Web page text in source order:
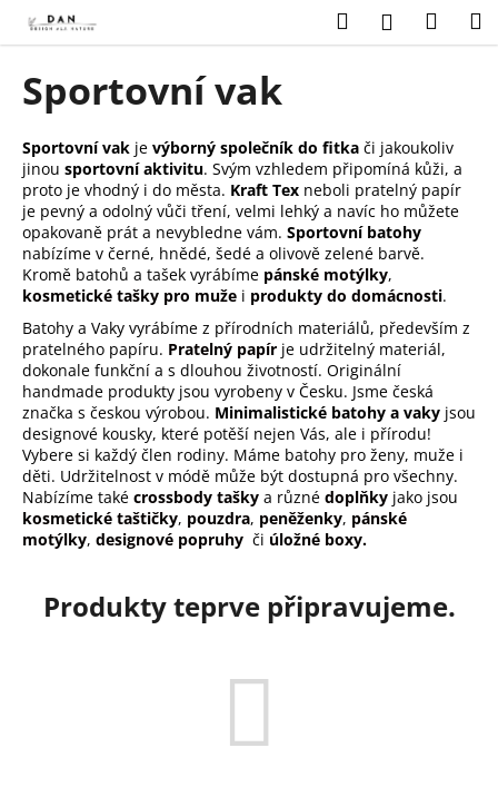
obsah
HledatPřihlášení
Sportovní vak
Sportovní vak je výborný společník do fitka či jakoukoliv
jinou sportovní aktivitu. Svým vzhledem připomíná kůži, a
proto je vhodný i do města. Kraft Tex neboli pratelný papír
je pevný a odolný vůči tření, velmi lehký a navíc ho můžete
opakovaně prát a nevybledne vám. Sportovní batohy
nabízíme v černé, hnědé, šedé a olivově zelené barvě.
Kromě batohů a tašek vyrábíme pánské motýlky,
kosmetické tašky pro muže i produkty do domácnosti.
Batohy a Vaky vyrábíme z přírodních materiálů, především z
pratelného papíru. Pratelný papír je udržitelný materiál,
dokonale funkční a s dlouhou životností. Originální
handmade produkty jsou vyrobeny v Česku. Jsme česká
značka s českou výrobou. Minimalistické batohy a vaky jsou
designové kousky, které potěší nejen Vás, ale i přírodu!
Vybere si každý člen rodiny. Máme batohy pro ženy, muže i
děti. Udržitelnost v módě může být dostupná pro všechny.
Nabízíme také crossbody tašky a různé doplňky jako jsou
kosmetické taštičky, pouzdra, peněženky, pánské
motýlky, designové popruhy či úložné boxy.
Produkty teprve připravujeme.
o
o
p
o
t
ř
e
b
u
j
e
t
e
n
a
j